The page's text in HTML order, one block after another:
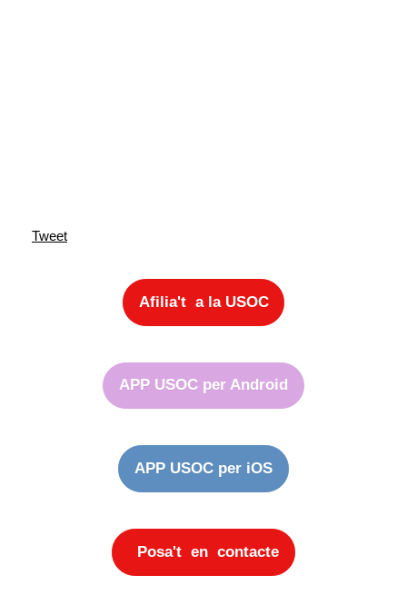
Tweet
Afilia't a la USOC
APP USOC per Android
APP USOC per iOS
Posa't en contacte